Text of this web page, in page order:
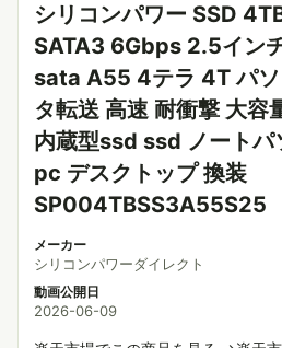
シリコンパワー SSD
SATA3 6Gbps 2.5イン
sata A55 4テラ 4T パソ
タ転送 高速 耐衝撃 大容
内蔵型ssd ssd ノートパ
pc デスクトップ 換装
SP004TBSS3A55S25
メーカー
シリコンパワーダイレクト
動画公開日
2026-06-09